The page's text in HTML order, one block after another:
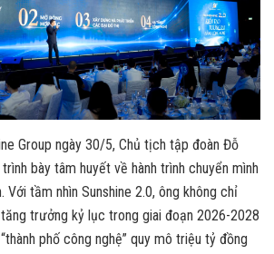
Group ngày 30/5, Chủ tịch tập đoàn Đỗ
bày tâm huyết về hành trình chuyển mình
Với tầm nhìn Sunshine 2.0, ông không chỉ
trưởng kỷ lục trong giai đoạn 2026-2028
phố công nghệ” quy mô triệu tỷ đồng